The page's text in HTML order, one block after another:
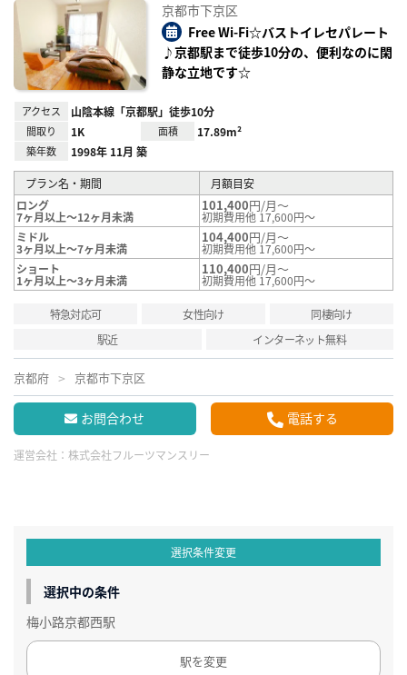
り登
録
京都市下京区
Free Wi-Fi☆バストイレセパレート
♪京都駅まで徒歩10分の、便利なのに閑
静な立地です☆
アクセス 山陰本線「京都駅」徒歩10分
間取り 1K 面積 17.89m²
築年数 1998年 11月 築
プラン名・期間
月額目安
ロング
7ヶ月以上～12ヶ月未満
101,400円/月～
初期費用他 17,600円～
ミドル
3ヶ月以上～7ヶ月未満
104,400円/月～
初期費用他 17,600円～
ショート
1ヶ月以上～3ヶ月未満
110,400円/月～
初期費用他 17,600円～
特急対応可 女性向け
同棲向け
駅近
インターネット無料
京都府 京都市下京区
お問合わせ 電話する
運営会社： 株式会社フルーツマンスリー
選択条件変更
選択中の条件
梅小路京都西駅
駅を変更